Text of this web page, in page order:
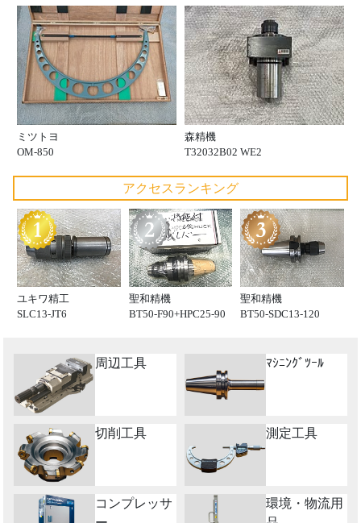
ミツトヨ
OM-850
森精機
T32032B02 WE2
アクセスランキング
ユキワ精工
SLC13-JT6
聖和精機
BT50-F90+HPC25-90
聖和精機
BT50-SDC13-120
周辺工具 ﾏｼﾆﾝｸﾞﾂｰﾙ
切削工具 測定工具
コンプレッサ
環境・物流用